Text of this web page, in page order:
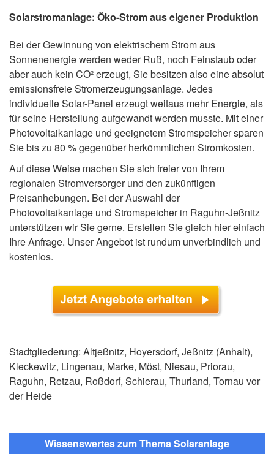
Solarstromanlage: Öko-Strom aus eigener Produktion
Bei der Gewinnung von elektrischem Strom aus
Sonnenenergie werden weder Ruß, noch Feinstaub oder
aber auch kein CO² erzeugt, Sie besitzen also eine absolut
emissionsfreie Stromerzeugungsanlage. Jedes
individuelle Solar-Panel erzeugt weitaus mehr Energie, als
für seine Herstellung aufgewandt werden musste. Mit einer
Photovoltaikanlage und geeignetem Stromspeicher sparen
Sie bis zu 80 % gegenüber herkömmlichen Stromkosten.
Auf diese Weise machen Sie sich freier von Ihrem
regionalen Stromversorger und den zukünftigen
Preisanhebungen. Bei der Auswahl der
Photovoltaikanlage und Stromspeicher in Raguhn-Jeßnitz
unterstützen wir Sie gerne. Erstellen Sie gleich hier einfach
Ihre Anfrage. Unser Angebot ist rundum unverbindlich und
kostenlos.
Stadtgliederung: Altjeßnitz, Hoyersdorf, Jeßnitz (Anhalt),
Kleckewitz, Lingenau, Marke, Möst, Niesau, Priorau,
Raguhn, Retzau, Roßdorf, Schierau, Thurland, Tornau vor
der Heide
Wissenswertes zum Thema Solaranlage